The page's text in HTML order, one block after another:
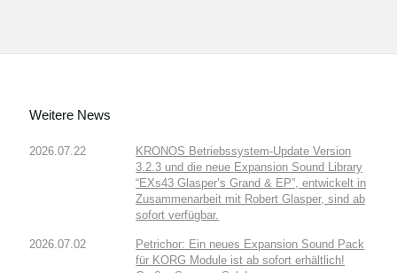
Weitere News
2026.07.22
KRONOS Betriebssystem-Update Version
3.2.3 und die neue Expansion Sound Library
“EXs43 Glasper’s Grand & EP”, entwickelt in
Zusammenarbeit mit Robert Glasper, sind ab
sofort verfügbar.
2026.07.02
Petrichor: Ein neues Expansion Sound Pack
für KORG Module ist ab sofort erhältlich!